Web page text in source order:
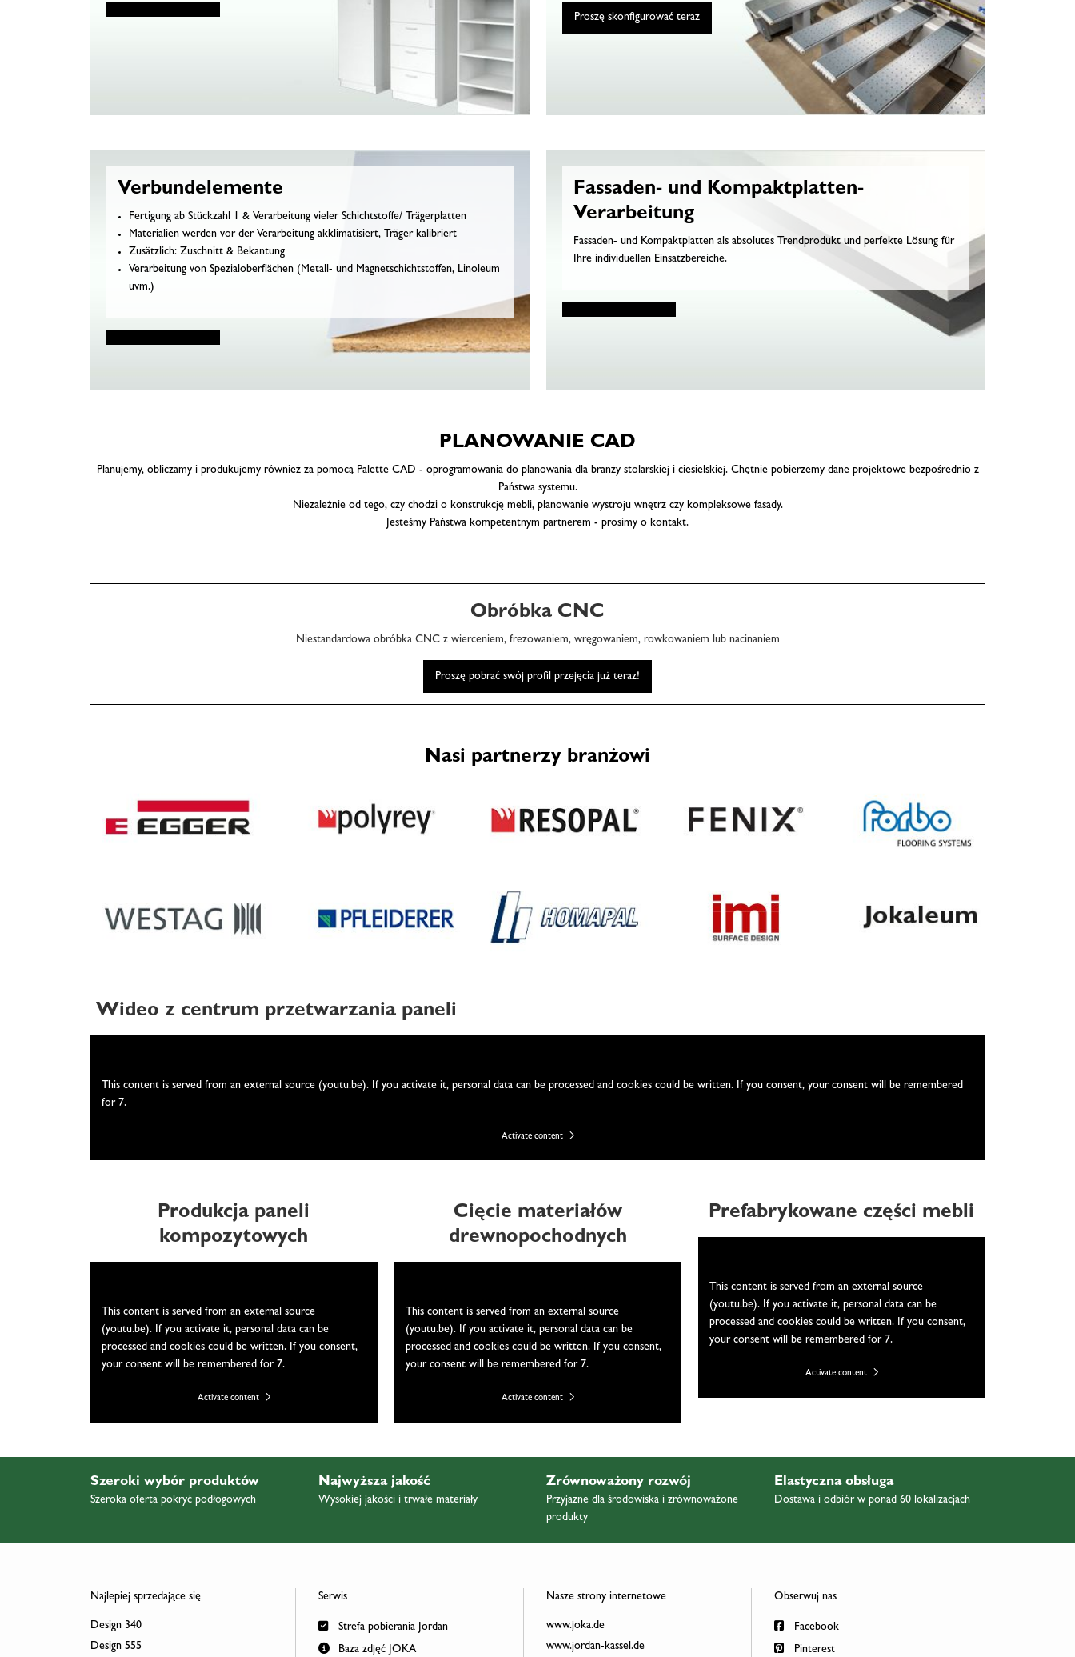
Proszę skonfigurować teraz
Verbundelemente
Fertigung ab Stückzahl 1 & Verarbeitung vieler Schichtstoffe/ Trägerplatten
Materialien werden vor der Verarbeitung akklimatisiert, Träger kalibriert
Zusätzlich: Zuschnitt & Bekantung
Verarbeitung von Spezialoberflächen (Metall- und Magnetschichtstoffen, Linoleum
uvm.)
Fassaden- und Kompaktplatten-
Verarbeitung
Fassaden- und Kompaktplatten als absolutes Trendprodukt und perfekte Lösung für
Ihre individuellen Einsatzbereiche.
PLANOWANIE CAD
Planujemy, obliczamy i produkujemy również za pomocą Palette CAD - oprogramowania do planowania dla branży stolarskiej i ciesielskiej. Chętnie pobierzemy dane projektowe bezpośrednio z
Państwa systemu.
Niezależnie od tego, czy chodzi o konstrukcję mebli, planowanie wystroju wnętrz czy kompleksowe fasady.
Jesteśmy Państwa kompetentnym partnerem - prosimy o kontakt.
Obróbka CNC
Niestandardowa obróbka CNC z wierceniem, frezowaniem, wręgowaniem, rowkowaniem lub nacinaniem
Proszę pobrać swój profil przejęcia już teraz!
Nasi partnerzy branżowi
Wideo z centrum przetwarzania paneli
This content is served from an external source (youtu.be). If you activate it, personal data can be processed and cookies could be written. If you consent, your consent will be remembered
for 7.
Activate content
Produkcja paneli
kompozytowych
This content is served from an external source
(youtu.be). If you activate it, personal data can be
processed and cookies could be written. If you consent,
your consent will be remembered for 7.
Activate content
Cięcie materiałów
drewnopochodnych
This content is served from an external source
(youtu.be). If you activate it, personal data can be
processed and cookies could be written. If you consent,
your consent will be remembered for 7.
Activate content
Prefabrykowane części mebli
This content is served from an external source
(youtu.be). If you activate it, personal data can be
processed and cookies could be written. If you consent,
your consent will be remembered for 7.
Activate content
Szeroki wybór produktów
Szeroka oferta pokryć podłogowych
Najwyższa jakość
Wysokiej jakości i trwałe materiały
Zrównoważony rozwój
Przyjazne dla środowiska i zrównoważone
produkty
Elastyczna obsługa
Dostawa i odbiór w ponad 60 lokalizacjach
Najlepiej sprzedające się
Design 340
Design 555
Serwis
Strefa pobierania Jordan
Baza zdjęć JOKA
Nasze strony internetowe
www.joka.de
www.jordan-kassel.de
Obserwuj nas
Facebook
Pinterest